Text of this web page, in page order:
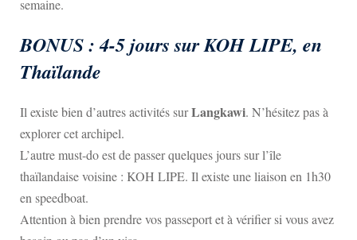
semaine.
BONUS : 4-5 jours sur KOH LIPE, en
Thaïlande
Il existe bien d’autres activités surLangkawi. N’hésitez pas à
explorer cet archipel.
L’autre must-do est de passer quelques jours sur l’île
thaïlandaise voisine : KOH LIPE. Il existe une liaison en 1h30
en speedboat.
Attention à bien prendre vos passeport et à vérifier si vous avez